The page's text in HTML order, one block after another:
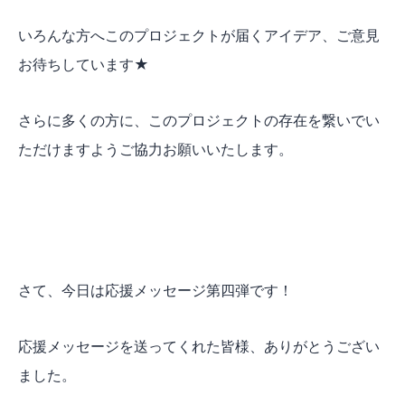
いろんな方へこのプロジェクトが届くアイデア、ご意見
お待ちしています★
さらに多くの方に、このプロジェクトの存在を繋いでい
ただけますようご協力お願いいたします。
さて、今日は応援メッセージ第四弾です！
応援メッセージを送ってくれた皆様、ありがとうござい
ました。